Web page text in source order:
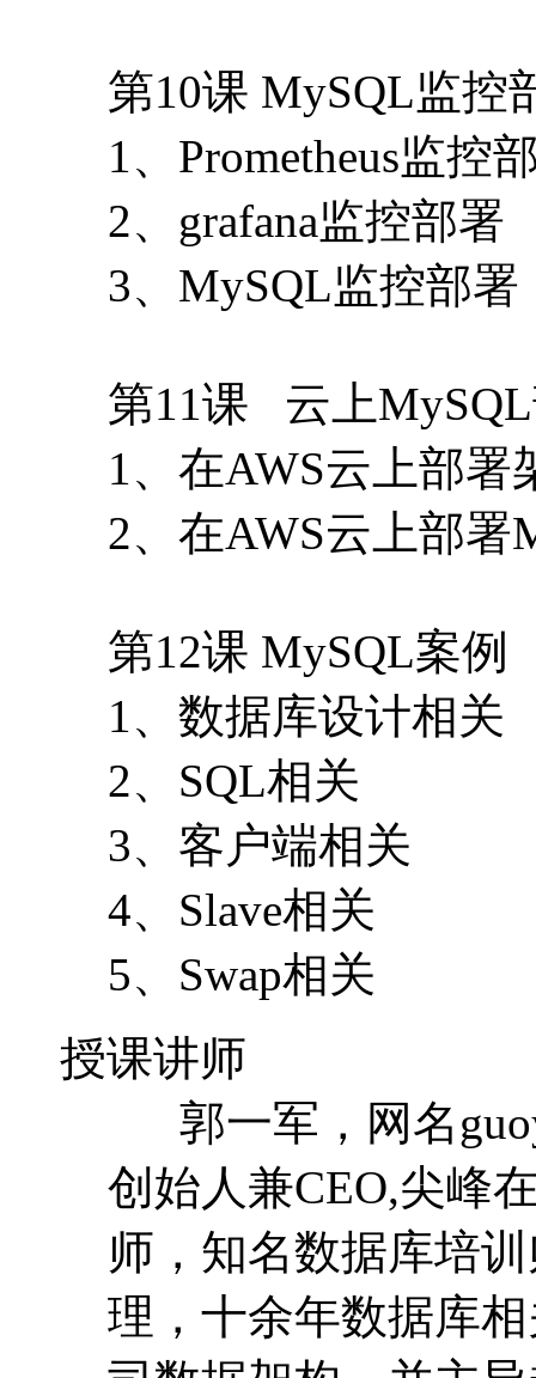
第10课 MySQL监控
1、Prometheus监控
2、grafana监控部署
3、MySQL监控部署
第11课 云上
1、在AWS云上部署
2、在AWS云上部署
第12课 MySQL案例
1、数据库设计相关
2、SQL相关
3、客户端相关
4、Slave相关
5、Swap相关
授课讲师
郭一军，网名
创始人兼CEO,尖峰
师，知名数据库培
理，十余年数据库